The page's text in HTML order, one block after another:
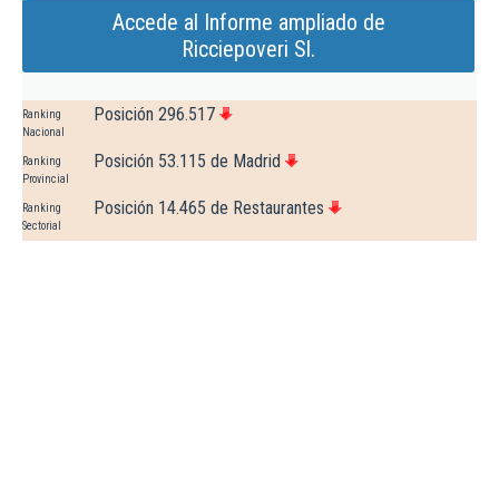
Accede al Informe ampliado de
Ricciepoveri Sl.
Ranking
Nacional
Posición 296.517
Ranking
Provincial
Posición 53.115 de Madrid
Ranking
Sectorial
Posición 14.465 de Restaurantes